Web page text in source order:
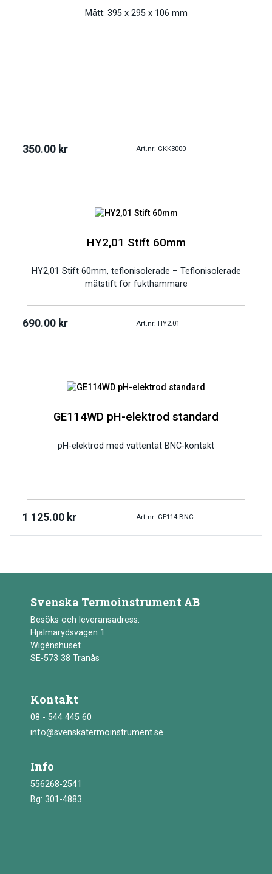
Mått: 395 x 295 x 106 mm
350.00 kr Art.nr: GKK3000
HY2,01 Stift 60mm
HY2,01 Stift 60mm, teflonisolerade – Teflonisolerade
mätstift för fukthammare
690.00 kr Art.nr: HY2.01
GE114WD pH-elektrod standard
pH-elektrod med vattentät BNC-kontakt
1 125.00 kr Art.nr: GE114-BNC
Svenska Termoinstrument AB
Besöks och leveransadress:
Hjälmarydsvägen 1
Wigénshuset
SE-573 38 Tranås
Kontakt
08 - 544 445 60
info@svenskatermoinstrument.se
Info
556268-2541
Bg: 301-4883